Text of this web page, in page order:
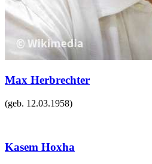
Max Herbrechter
(geb. 12.03.1958)
Kasem Hoxha